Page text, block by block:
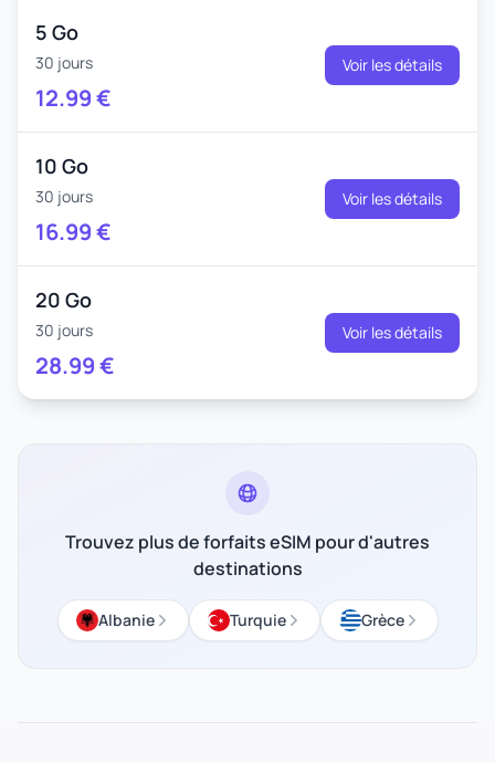
5 Go
30 jours
12.99€
Voir les détails
10 Go
30 jours
16.99€
Voir les détails
20 Go
30 jours
28.99€
Voir les détails
Trouvez plus de forfaits eSIM pour d'autres
destinations
Albanie Turquie Grèce